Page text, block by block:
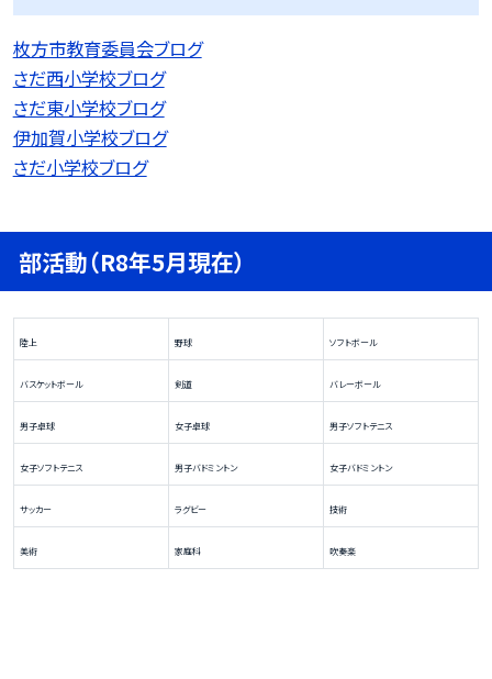
枚方市教育委員会ブログ
さだ西小学校ブログ
さだ東小学校ブログ
伊加賀小学校ブログ
さだ小学校ブログ
部活動（R8年5月現在）
陸上 野球 ソフトボール
バスケットボール 剣道 バレーボール
男子卓球 女子卓球 男子ソフトテニス
女子ソフトテニス 男子バドミントン 女子バドミントン
サッカー ラグビー 技術
美術 家庭科 吹奏楽